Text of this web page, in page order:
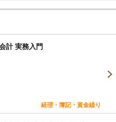
計 実務入門
経理・簿記・資金繰り